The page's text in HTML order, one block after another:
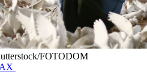
FOTODOM